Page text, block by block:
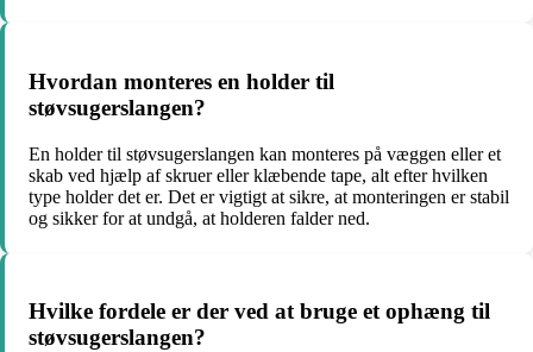
Hvordan monteres en holder til
støvsugerslangen?
En holder til støvsugerslangen kan monteres på væggen eller et
skab ved hjælp af skruer eller klæbende tape, alt efter hvilken
type holder det er. Det er vigtigt at sikre, at monteringen er stabil
og sikker for at undgå, at holderen falder ned.
Hvilke fordele er der ved at bruge et ophæng til
støvsugerslangen?